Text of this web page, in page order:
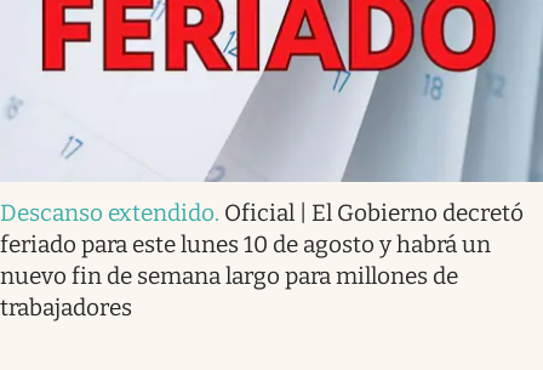
Descanso extendido. Oficial | El Gobierno decretó
feriado para este lunes 10 de agosto y habrá un
nuevo fin de semana largo para millones de
trabajadores